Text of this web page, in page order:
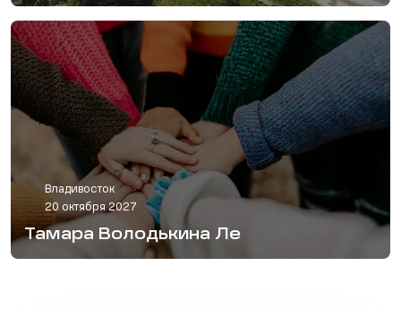
Владивосток
20 октября 2027
Тамара Володькина Ле